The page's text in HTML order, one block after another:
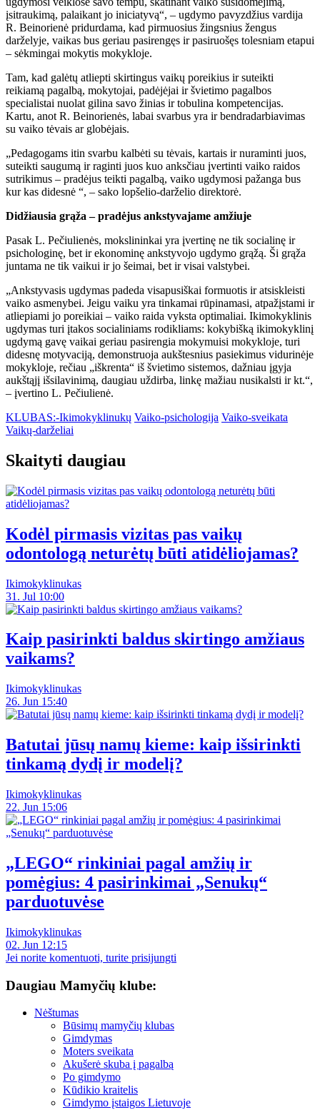
įsitraukimą, palaikant jo iniciatyvą“, – ugdymo pavyzdžius vardija
R. Beinorienė pridurdama, kad pirmuosius žingsnius žengus
darželyje, vaikas bus geriau pasirengęs ir pasiruošęs tolesniam etapui
– sėkmingai mokytis mokykloje.
Tam, kad galėtų atliepti skirtingus vaikų poreikius ir suteikti
reikiamą pagalbą, mokytojai, padėjėjai ir švietimo pagalbos
specialistai nuolat gilina savo žinias ir tobulina kompetencijas.
Kartu, anot R. Beinorienės, labai svarbus yra ir bendradarbiavimas
su vaiko tėvais ar globėjais.
„Pedagogams itin svarbu kalbėti su tėvais, kartais ir nuraminti juos,
suteikti saugumą ir raginti juos kuo anksčiau įvertinti vaiko raidos
sutrikimus – pradėjus teikti pagalbą, vaiko ugdymosi pažanga bus
kur kas didesnė “, – sako lopšelio-darželio direktorė.
Didžiausia grąža – pradėjus ankstyvajame amžiuje
Pasak L. Pečiulienės, mokslininkai yra įvertinę ne tik socialinę ir
psichologinę, bet ir ekonominę ankstyvojo ugdymo grąžą. Ši grąža
juntama ne tik vaikui ir jo šeimai, bet ir visai valstybei.
„Ankstyvasis ugdymas padeda visapusiškai formuotis ir atsiskleisti
vaiko asmenybei. Jeigu vaiku yra tinkamai rūpinamasi, atpažįstami ir
atliepiami jo poreikiai – vaiko raida vyksta optimaliai. Ikimokyklinis
ugdymas turi įtakos socialiniams rodikliams: kokybišką ikimokyklinį
ugdymą gavę vaikai geriau pasirengia mokymuisi mokykloje, turi
didesnę motyvaciją, demonstruoja aukštesnius pasiekimus vidurinėje
mokykloje, rečiau „iškrenta“ iš švietimo sistemos, dažniau įgyja
aukštąjį išsilavinimą, daugiau uždirba, linkę mažiau nusikalsti ir kt.“,
– įvertino L. Pečiulienė.
KLUBAS:-Ikimokyklinukų Vaiko-psichologija Vaiko-sveikata
Vaikų-darželiai
Skaityti daugiau
Kodėl pirmasis vizitas pas vaikų
odontologą neturėtų būti atidėliojamas?
Ikimokyklinukas
31. Jul 10:00
Kaip pasirinkti baldus skirtingo amžiaus
vaikams?
Ikimokyklinukas
26. Jun 15:40
Batutai jūsų namų kieme: kaip išsirinkti
tinkamą dydį ir modelį?
Ikimokyklinukas
22. Jun 15:06
„LEGO“ rinkiniai pagal amžių ir
pomėgius: 4 pasirinkimai „Senukų“
parduotuvėse
Ikimokyklinukas
02. Jun 12:15
Jei norite komentuoti, turite prisijungti
Daugiau Mamyčių klube:
Nėštumas
Būsimų mamyčių klubas
Gimdymas
Moters sveikata
Akušerė skuba į pagalbą
Po gimdymo
Kūdikio kraitelis
Gimdymo įstaigos Lietuvoje